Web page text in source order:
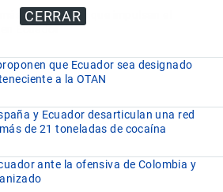
CERRAR
importantes que impulsan el
Ecuador
que Ecuador sea designado
a la OTAN
y Ecuador desarticulan una red
de 21 toneladas de cocaína
ante la ofensiva de Colombia y